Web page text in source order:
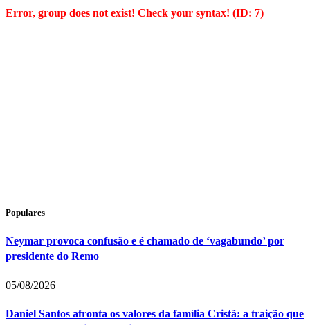
Error, group does not exist! Check your syntax! (ID: 7)
Populares
Neymar provoca confusão e é chamado de ‘vagabundo’ por
presidente do Remo
05/08/2026
Daniel Santos afronta os valores da família Cristã: a traição que